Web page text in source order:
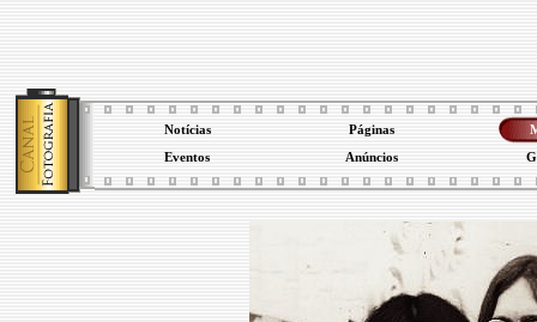
Notícias Páginas
Eventos Anúncios